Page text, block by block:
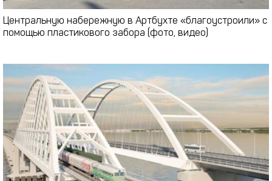
Центральную набережную в Артбухте «благоустроили» с
помощью пластикового забора (фото, видео)